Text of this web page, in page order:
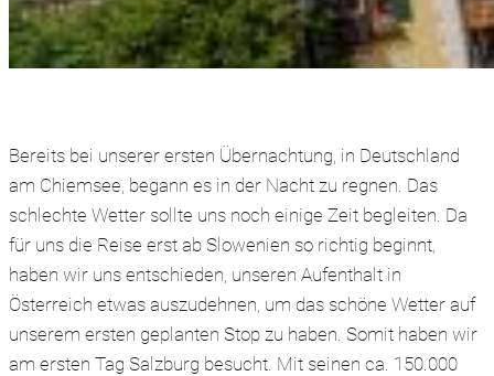
Bereits bei unserer ersten Übernachtung, in Deutschland
am Chiemsee, begann es in der Nacht zu regnen. Das
schlechte Wetter sollte uns noch einige Zeit begleiten. Da
für uns die Reise erst ab Slowenien so richtig beginnt,
haben wir uns entschieden, unseren Aufenthalt in
Österreich etwas auszudehnen, um das schöne Wetter auf
unserem ersten geplanten Stop zu haben. Somit haben wir
am ersten Tag Salzburg besucht. Mit seinen ca. 150.000